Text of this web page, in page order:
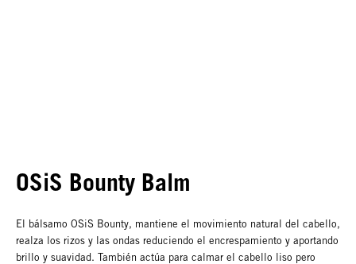
OSiS Bounty Balm
El bálsamo OSiS Bounty, mantiene el movimiento natural del cabello,
realza los rizos y las ondas reduciendo el encrespamiento y aportando
brillo y suavidad. También actúa para calmar el cabello liso pero